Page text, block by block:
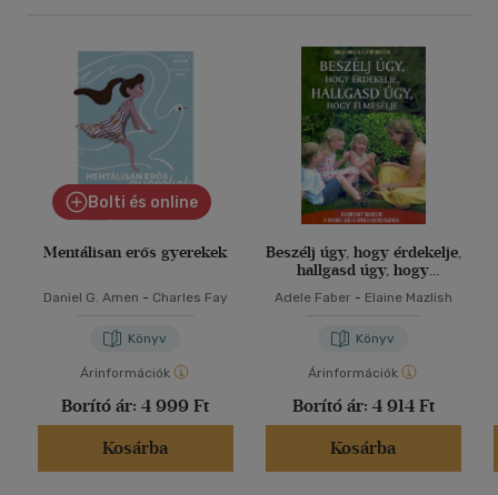
Bolti és online
Mentálisan erős gyerekek
Daniel G. Amen - Charles Fay
Könyv
Árinformációk
Borító ár: 4 999 Ft
Kosárba
Beszélj úgy, hogy érdekelje,
hallgasd úgy, hogy
Adele Faber - Elaine Mazlish
Könyv
Árinformációk
Borító ár: 4 914 Ft
Kosárba